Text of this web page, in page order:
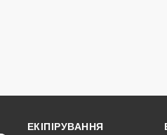
ЕКІПІРУВАННЯ